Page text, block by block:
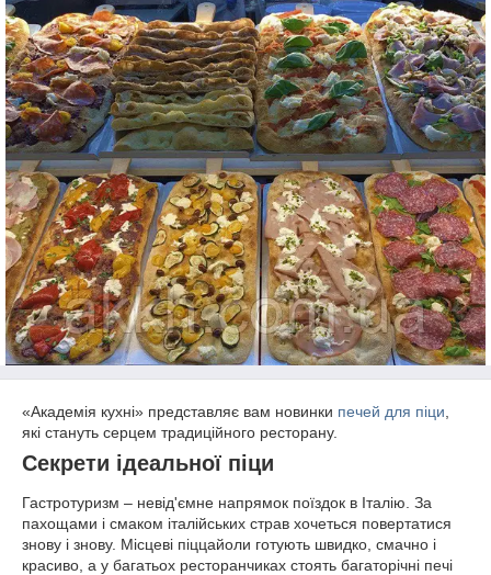
«Академія кухні» представляє вам новинки печей для піци
які стануть серцем традиційного ресторану.
Секрети ідеальної піци
Гастротуризм – невід'ємне напрямок поїздок в Італію. За
пахощами і смаком італійських страв хочеться повертатися
знову і знову. Місцеві піццайоли готують швидко, смачно і
красиво, а у багатьох ресторанчиках стоять багаторічні печі